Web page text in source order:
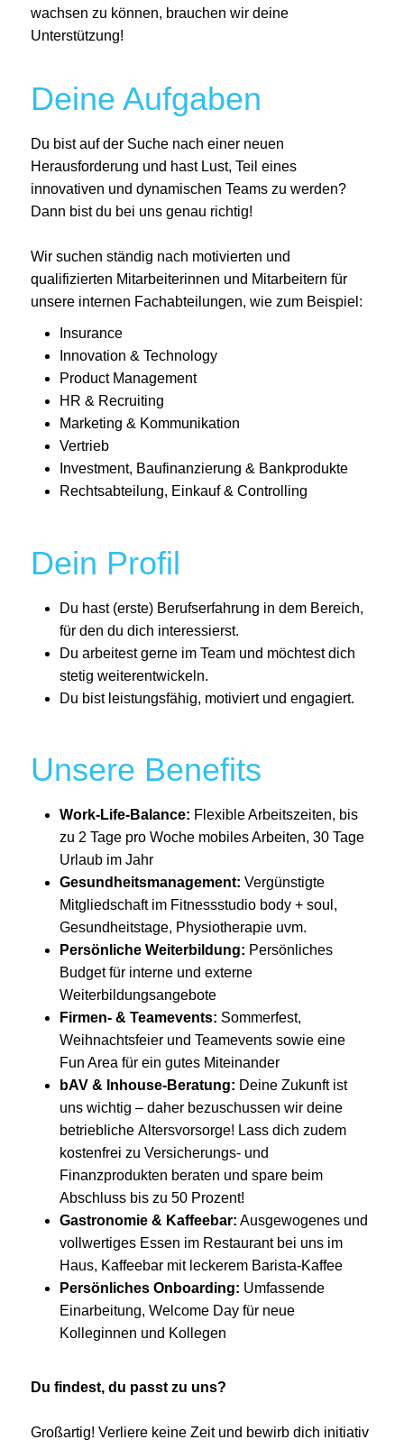
wachsen zu können, brauchen wir deine
Unterstützung!
Deine Aufgaben
Du bist auf der Suche nach einer neuen
Herausforderung und hast Lust, Teil eines
innovativen und dynamischen Teams zu werden?
Dann bist du bei uns genau richtig!
Wir suchen ständig nach motivierten und
qualifizierten Mitarbeiterinnen und Mitarbeitern für
unsere internen Fachabteilungen, wie zum Beispiel:
Insurance
Innovation & Technology
Product Management
HR & Recruiting
Marketing & Kommunikation
Vertrieb
Investment, Baufinanzierung & Bankprodukte
Rechtsabteilung, Einkauf & Controlling
Dein Profil
Du hast (erste) Berufserfahrung in dem Bereich,
für den du dich interessierst.
Du arbeitest gerne im Team und möchtest dich
stetig weiterentwickeln.
Du bist leistungsfähig, motiviert und engagiert.
Unsere Benefits
Work-Life-Balance: Flexible Arbeitszeiten, bis
zu 2 Tage pro Woche mobiles Arbeiten, 30 Tage
Urlaub im Jahr
Gesundheitsmanagement: Vergünstigte
Mitgliedschaft im Fitnessstudio body + soul,
Gesundheitstage, Physiotherapie uvm.
Persönliche Weiterbildung: Persönliches
Budget für interne und externe
Weiterbildungsangebote
Firmen- & Teamevents: Sommerfest,
Weihnachtsfeier und Teamevents sowie eine
Fun Area für ein gutes Miteinander
bAV & Inhouse-Beratung: Deine Zukunft ist
uns wichtig – daher bezuschussen wir deine
betriebliche Altersvorsorge! Lass dich zudem
kostenfrei zu Versicherungs- und
Finanzprodukten beraten und spare beim
Abschluss bis zu 50 Prozent!
Gastronomie & Kaffeebar: Ausgewogenes und
vollwertiges Essen im Restaurant bei uns im
Haus, Kaffeebar mit leckerem Barista-Kaffee
Persönliches Onboarding: Umfassende
Einarbeitung, Welcome Day für neue
Kolleginnen und Kollegen
Du findest, du passt zu uns?
Großartig! Verliere keine Zeit und bewirb dich initiativ